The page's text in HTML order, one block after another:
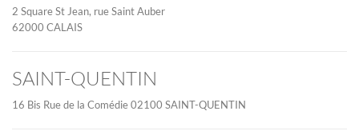
2 Square St Jean, rue Saint Auber
62000 CALAIS
SAINT-QUENTIN
16 Bis Rue de la Comédie 02100 SAINT-QUENTIN